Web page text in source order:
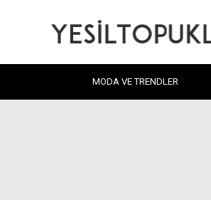
MODA VE TRENDLER